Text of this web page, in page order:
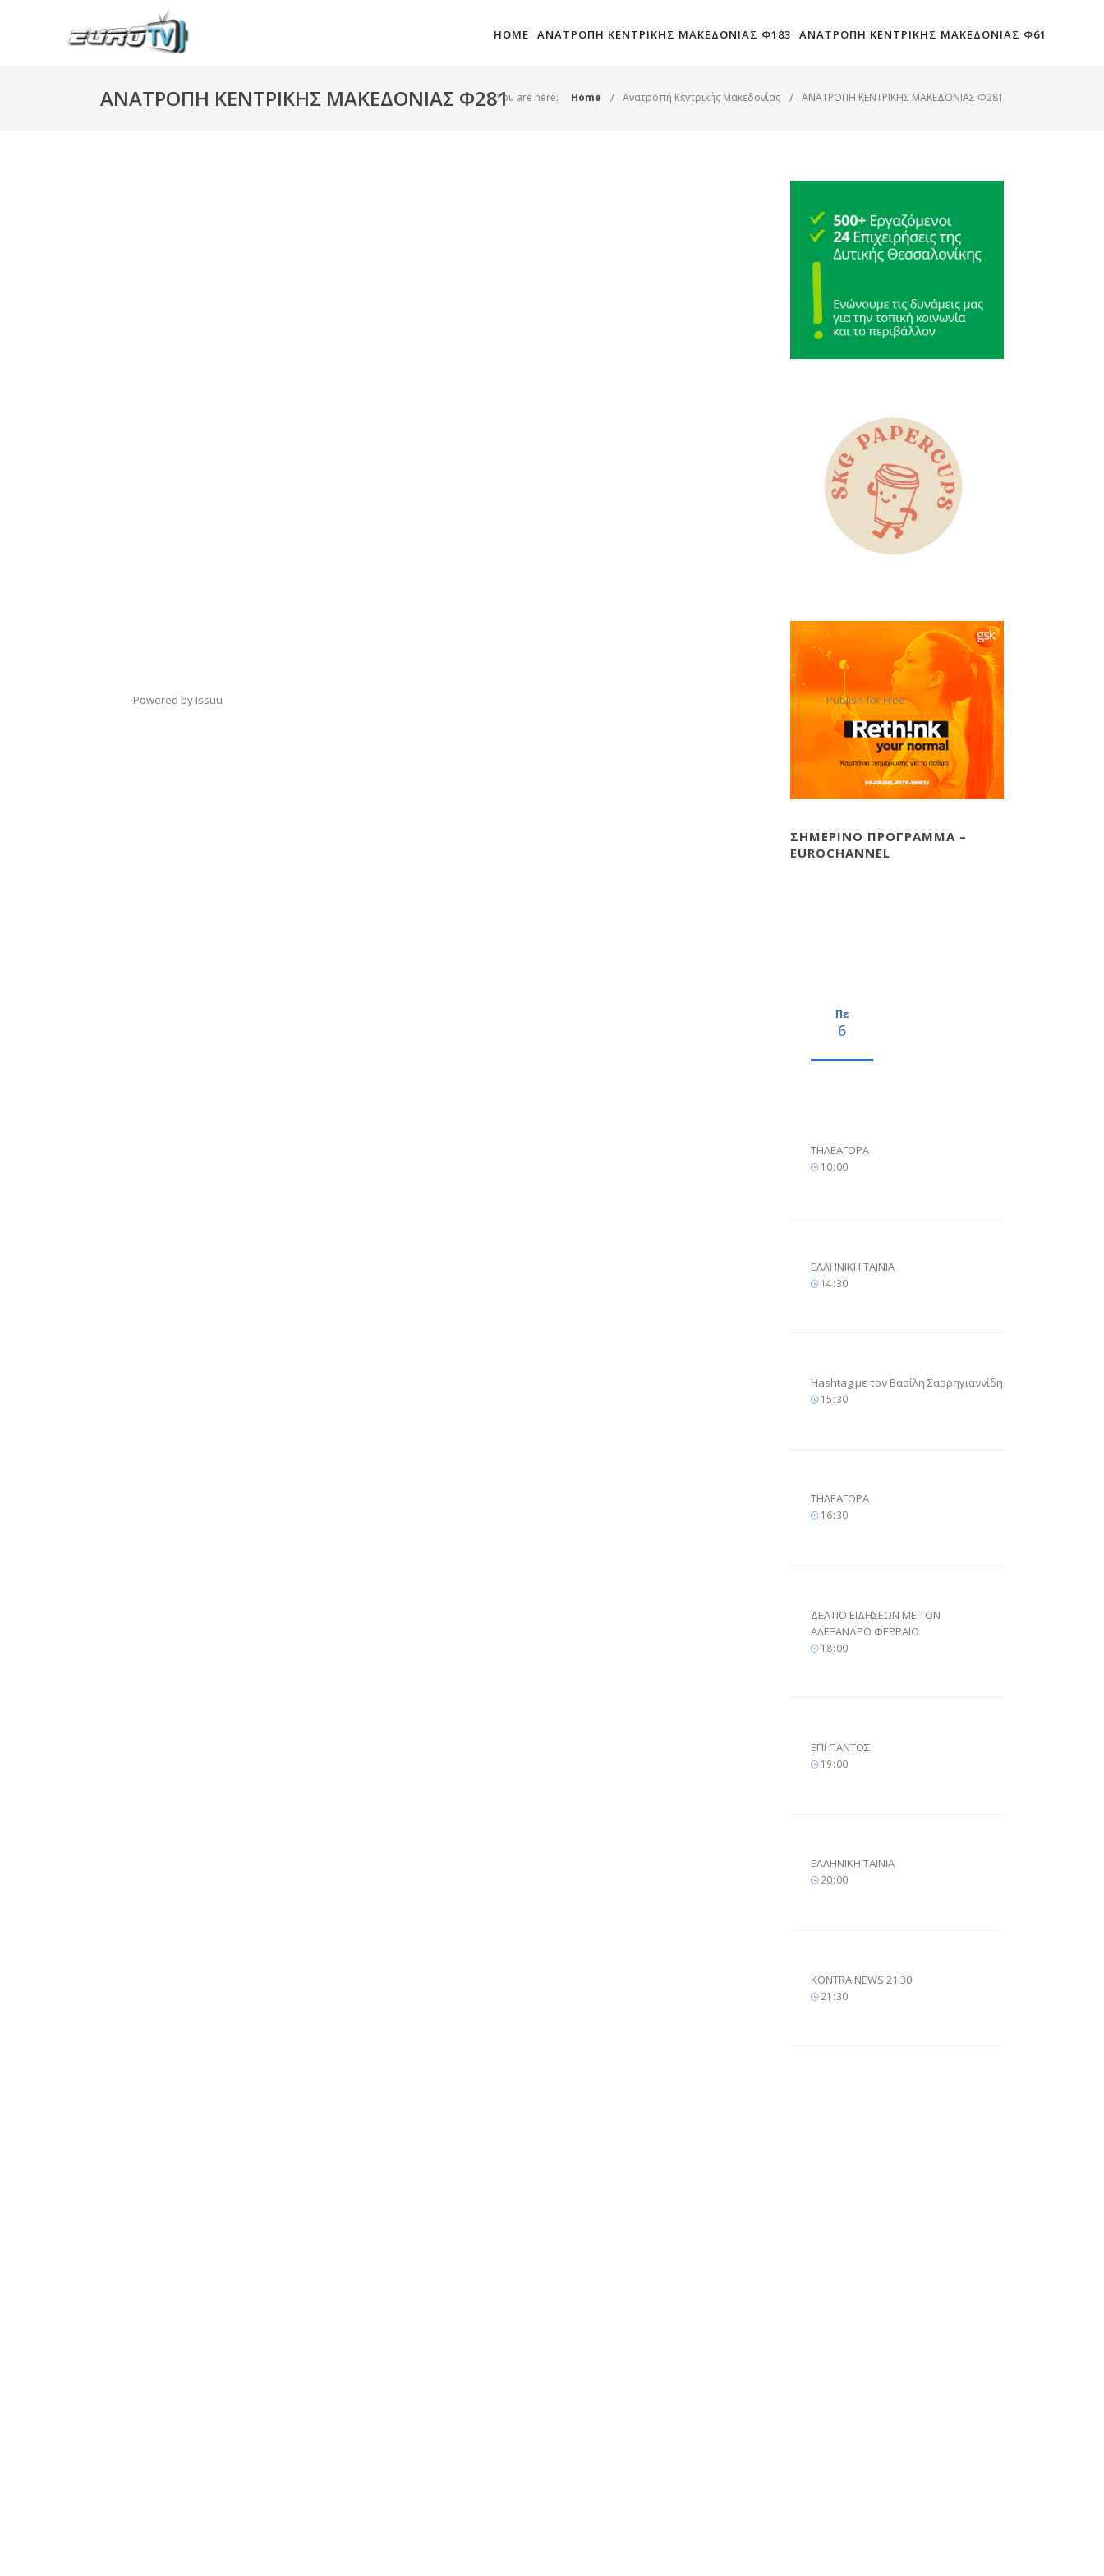
HOME ΑΝΑΤΡΟΠΗ ΚΕΝΤΡΙΚΗΣ ΜΑΚΕΔΟΝΙΑΣ Φ183 ΑΝΑΤΡΟΠΗ ΚΕΝΤΡΙΚΗΣ ΜΑΚΕΔΟΝΙΑΣ Φ61
ΑΝΑΤΡΟΠΗ ΚΕΝΤΡΙΚΗΣ ΜΑΚΕΔΟΝΙΑΣ Φ281You are here: Home Ανατροπή Κεντρικής Μακεδονίας ΑΝΑΤΡΟΠΗ ΚΕΝΤΡΙΚΗΣ ΜΑΚΕΔΟΝΙΑΣ Φ281
Powered by Issuu Publish for Free
ΣΗΜΕΡΙΝΟ ΠΡΟΓΡΑΜΜΑ –
EUROCHANNEL
Πε
6
ΤΗΛΕΑΓΟΡΑ
10 00
ΕΛΛΗΝΙΚΗ ΤΑΙΝΙΑ
14 30
Hashtag με τον Βασίλη Σαρρηγιαννίδη
15 30
ΤΗΛΕΑΓΟΡΑ
16 30
ΔΕΛΤΙΟ ΕΙΔΗΣΕΩΝ ΜΕ ΤΟΝ
ΑΛΕΞΑΝΔΡΟ ΦΕΡΡΑΙΟ
18 00
ΕΠΙ ΠΑΝΤΟΣ
19 00
ΕΛΛΗΝΙΚΗ ΤΑΙΝΙΑ
20 00
KONTRA NEWS 21:30
21 30